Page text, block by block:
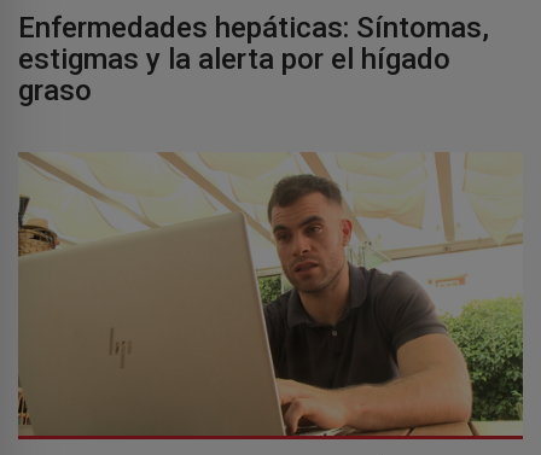
Enfermedades hepáticas: Síntomas,
estigmas y la alerta por el hígado
graso